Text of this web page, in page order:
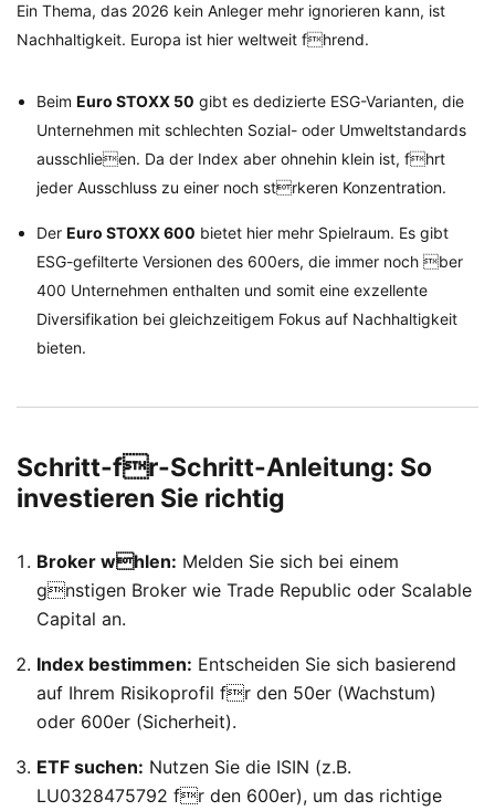
Ein Thema, das 2026 kein Anleger mehr ignorieren kann, ist
Nachhaltigkeit. Europa ist hier weltweit fhrend.
Beim Euro STOXX 50 gibt es dedizierte ESG-Varianten, die
Unternehmen mit schlechten Sozial- oder Umweltstandards
ausschlieen. Da der Index aber ohnehin klein ist, fhrt
jeder Ausschluss zu einer noch strkeren Konzentration.
Der Euro STOXX 600 bietet hier mehr Spielraum. Es gibt
ESG-gefilterte Versionen des 600ers, die immer noch ber
400 Unternehmen enthalten und somit eine exzellente
Diversifikation bei gleichzeitigem Fokus auf Nachhaltigkeit
bieten.
Schritt-fr-Schritt-Anleitung: So
investieren Sie richtig
Broker whlen: Melden Sie sich bei einem
gnstigen Broker wie Trade Republic oder Scalable
Capital an.
Index bestimmen: Entscheiden Sie sich basierend
auf Ihrem Risikoprofil fr den 50er (Wachstum)
oder 600er (Sicherheit).
ETF suchen: Nutzen Sie die ISIN (z.B.
LU0328475792 fr den 600er), um das richtige